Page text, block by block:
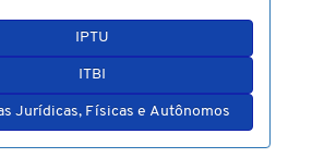
IPTU
ITBI
Jurídicas, Físicas e Autônomos